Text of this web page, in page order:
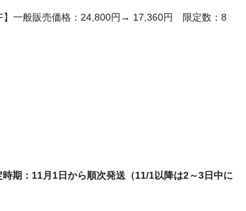
】一般販売価格：24,800円→ 17,360円 限定数：8
時期：11月1日から順次発送（11/1以降は2～3日中に